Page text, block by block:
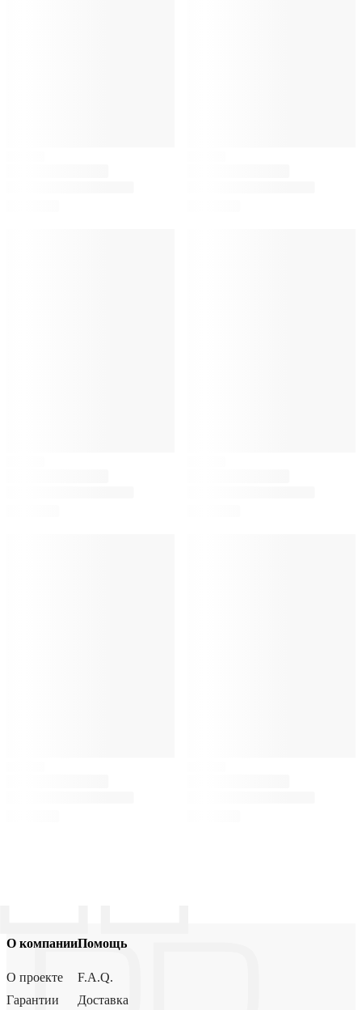
О компании
О проекте
Гарантии
Помощь
F.A.Q.
Доставка